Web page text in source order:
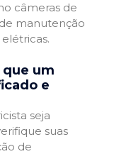
câmeras de
manutenção
um
e
seja
suas
de